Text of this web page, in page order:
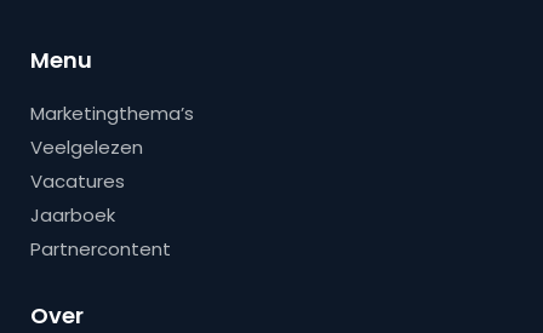
Menu
Marketingthema’s
Veelgelezen
Vacatures
Jaarboek
Partnercontent
Over